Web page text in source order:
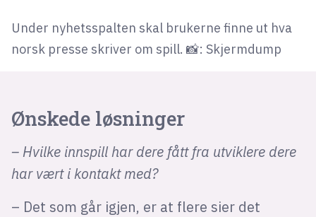
Under nyhetsspalten skal brukerne finne ut hva
norsk presse skriver om spill. 📸: Skjermdump
Ønskede løsninger
– Hvilke innspill har dere fått fra utviklere dere
har vært i kontakt med?
– Det som går igjen, er at flere sier det